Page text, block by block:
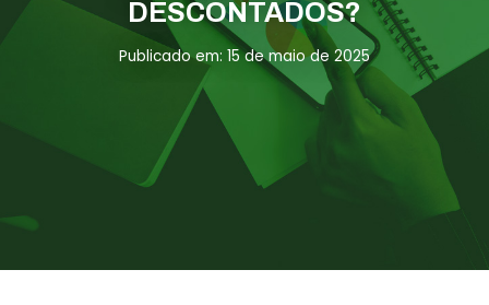
Abertura de Empresas
Assessoria jurídica
Links Úteis
ÁREA DO CLIENTE
DESCONTADOS?
Publicado em: 15 de maio de 2025